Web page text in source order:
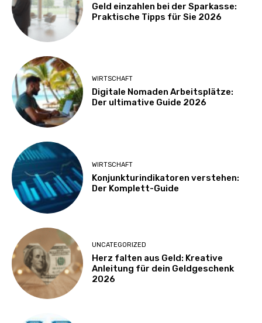
Geld einzahlen bei der Sparkasse:
Praktische Tipps für Sie 2026
WIRTSCHAFT
Digitale Nomaden Arbeitsplätze:
Der ultimative Guide 2026
WIRTSCHAFT
Konjunkturindikatoren verstehen:
Der Komplett-Guide
UNCATEGORIZED
Herz falten aus Geld: Kreative
Anleitung für dein Geldgeschenk
2026